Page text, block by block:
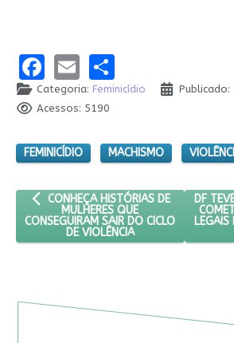
Facebook
EmailShare
Categoria: Feminicídio
Publicado:
Acessos: 5190
FEMINICÍDIO MACHISMO
ARTIGO ANTERIOR: CONHEÇA
CONHEÇA HISTÓRIAS DE
MULHERES QUE
CONSEGUIRAM SAIR DO CICLO
DE VIOLÊNCIA
DF